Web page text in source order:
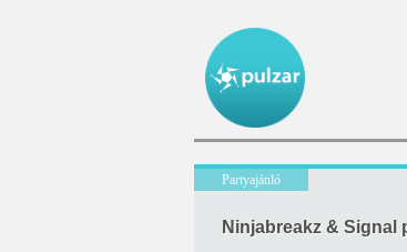
Partyajánló
Ninjabreakz & Signal